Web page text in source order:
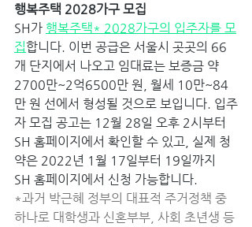
행복주택 2028가구 모집
SH가 행복주택* 2028가구의 입주자를 모
집합니다. 이번 공급은 서울시 곳곳의 66
개 단지에서 나오고 임대료는 보증금 약
2700만~2억6500만 원, 월세 10만~84
만 원 선에서 형성될 것으로 보입니다. 입주
자 모집 공고는 12월 28일 오후 2시부터
SH 홈페이지에서 확인할 수 있고, 실제 청
약은 2022년 1월 17일부터 19일까지
SH 홈페이지에서 신청 가능합니다.
*과거 박근혜 정부의 대표적 주거정책 중
하나로 대학생과 신혼부부, 사회 초년생 등